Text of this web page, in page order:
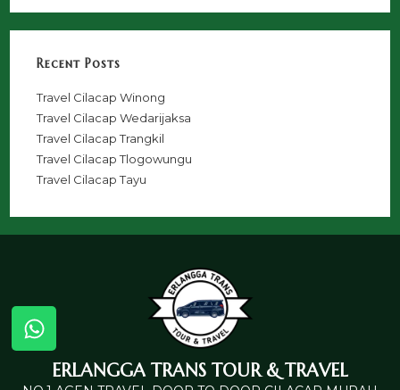
Recent Posts
Travel Cilacap Winong
Travel Cilacap Wedarijaksa
Travel Cilacap Trangkil
Travel Cilacap Tlogowungu
Travel Cilacap Tayu
ERLANGGA TRANS TOUR & TRAVEL